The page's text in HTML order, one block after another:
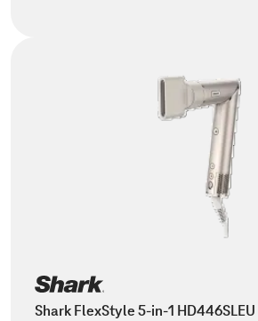
Shark FlexStyle 5-in-1 HD446SLEU